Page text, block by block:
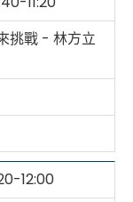
挑戰 - 林方立
12:00